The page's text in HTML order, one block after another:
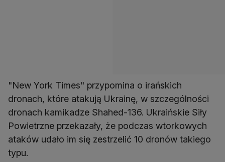
"New York Times" przypomina o irańskich
dronach, które atakują Ukrainę, w szczególności
dronach kamikadze Shahed-136. Ukraińskie Siły
Powietrzne przekazały, że podczas wtorkowych
ataków udało im się zestrzelić 10 dronów takiego
typu.